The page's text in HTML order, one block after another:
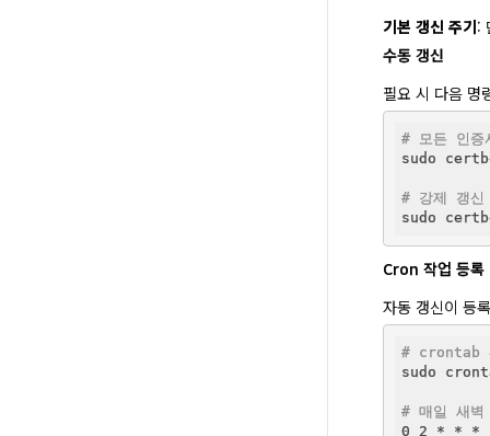
기본 갱신 주기:
수동 갱신
필요 시 다음 명
# 모든 인증
sudo
# 강제 갱신
Cron 작업 등록
자동 갱신이 등
# crontab
sudo
# 매일 새벽